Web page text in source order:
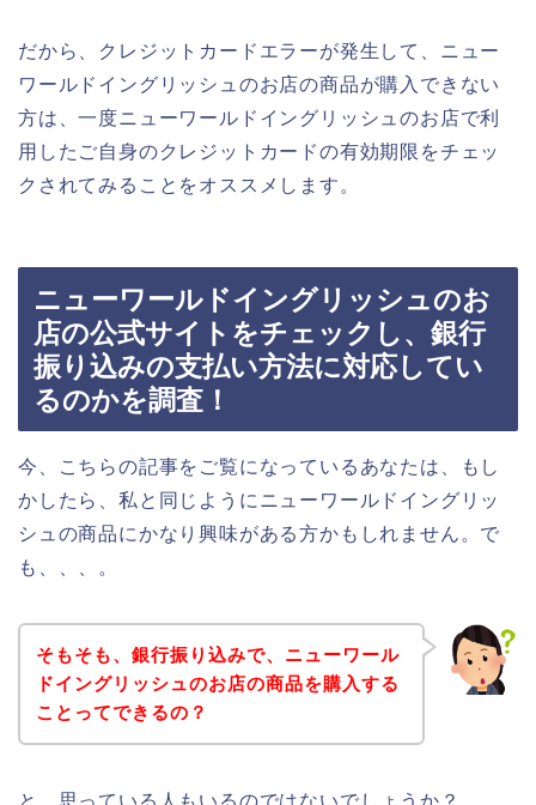
だから、クレジットカードエラーが発生して、ニュー
ワールドイングリッシュのお店の商品が購入できない
方は、一度ニューワールドイングリッシュのお店で利
用したご自身のクレジットカードの有効期限をチェッ
クされてみることをオススメします。
ニューワールドイングリッシュのお
店の公式サイトをチェックし、銀行
振り込みの支払い方法に対応してい
るのかを調査！
今、こちらの記事をご覧になっているあなたは、もし
かしたら、私と同じようにニューワールドイングリッ
シュの商品にかなり興味がある方かもしれません。で
も、、、。
そもそも、銀行振り込みで、ニューワール
ドイングリッシュのお店の商品を購入する
ことってできるの？
と、思っている人もいるのではないでしょうか？